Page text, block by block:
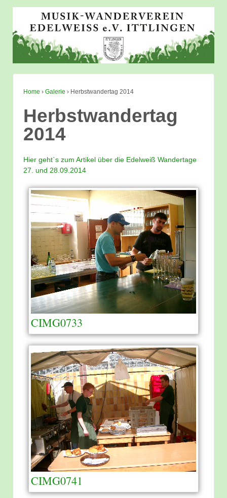
Home › Galerie › Herbstwandertag 2014
Herbstwandertag
2014
Hier geht`s zum Artikel über die Edelweiß Wandertage
27. und 28.09.2014
CIMG0733
CIMG0741